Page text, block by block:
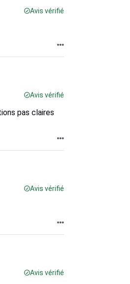
Avis vérifié
Avis vérifié
pas claires
Avis vérifié
Avis vérifié